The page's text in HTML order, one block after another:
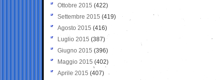
Ottobre 2015 (422)
Settembre 2015 (419)
Agosto 2015 (416)
Luglio 2015 (387)
Giugno 2015 (396)
Maggio 2015 (402)
Aprile 2015 (407)